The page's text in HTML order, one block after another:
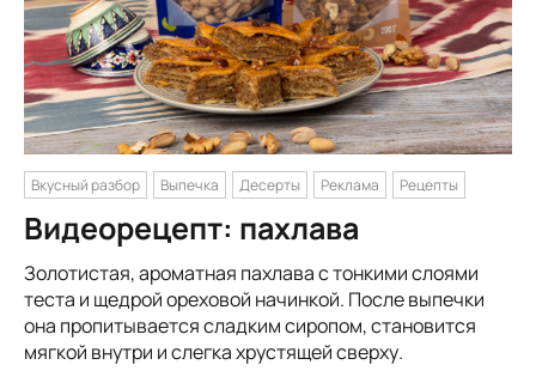
Вкусный разбор Выпечка Десерты Реклама Рецепты
Видеорецепт: пахлава
Золотистая, ароматная пахлава с тонкими слоями
теста и щедрой ореховой начинкой. После выпечки
она пропитывается сладким сиропом, становится
мягкой внутри и слегка хрустящей сверху.